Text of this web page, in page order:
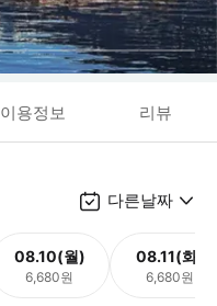
이용정보 리뷰
다른날짜
08.10(월)
6,680원
08.11(화)
6,680원